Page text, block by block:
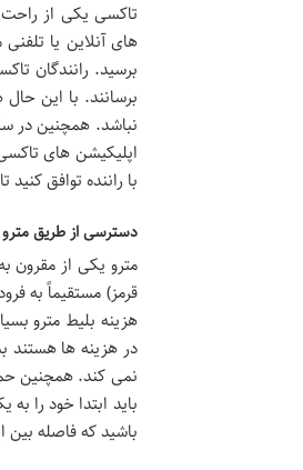
تاکسی یکی از راحت
های آنلاین یا
برسید. رانندگان
برسانند. با این
نباشد. همچنین در
اپلیکیشن های
با راننده توافق
دسترسی از طریق مترو
قرمز) مستقیماً به
هزینه بلیط مترو
در هزینه ها هستند
نمی کند. همچنین
باشید که فاصله بین